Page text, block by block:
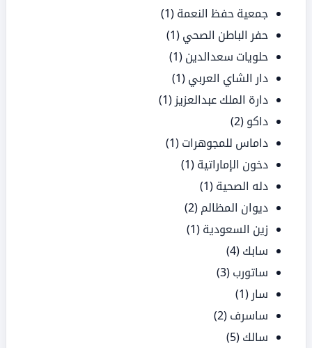
جمعية حفظ النعمة (1)
حفر الباطن الصحي (1)
حلويات سعدالدين (1)
دار الشاي العربي (1)
دارة الملك عبدالعزيز (1)
داكو (2)
داماس للمجوهرات (1)
دخون الإماراتية (1)
دله الصحية (1)
ديوان المظالم (2)
زين السعودية (1)
سابك (4)
ساتورب (3)
سار (1)
ساسرف (2)
سالك (5)